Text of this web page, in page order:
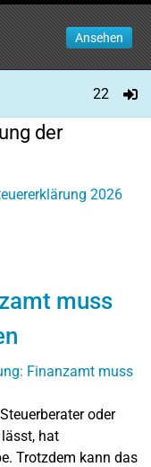
Ansehen
22
der
2026
muss
oder
hat
Trotzdem kann das